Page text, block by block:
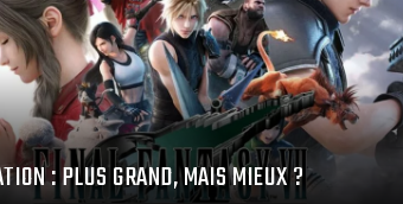
: PLUS GRAND, MAIS MIEUX ?